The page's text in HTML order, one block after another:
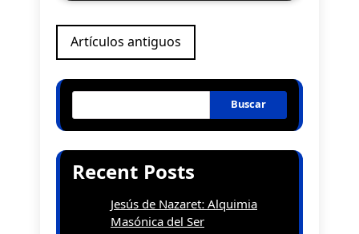
Navegación
de
entradas
Artículos antiguos
Buscar
Recent Posts
Jesús de Nazaret: Alquimia
Masónica del Ser